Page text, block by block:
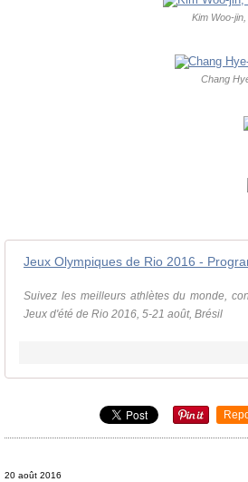
Kim Woo-
Chang
Jeux Olympiques de Rio 2016 -
Suivez les meilleurs athlètes du monde,
Jeux d'été de Rio 2016, 5-21 août, Brésil
20 août 2016